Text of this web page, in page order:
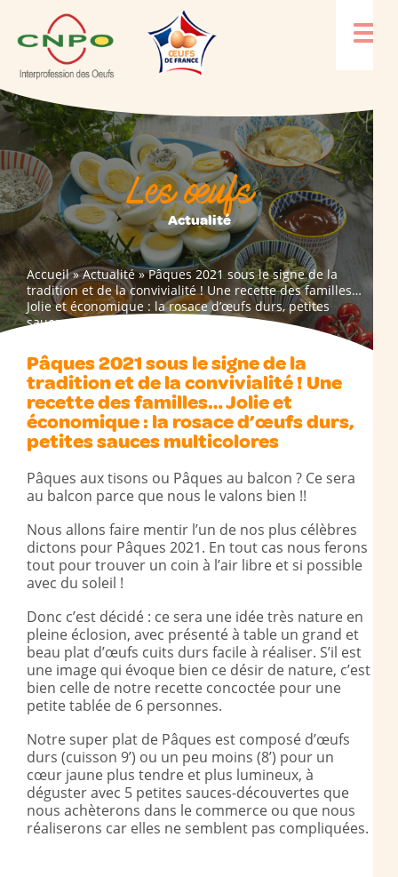
Les œufs
Actualité
Accueil»Actualité»Pâques 2021 sous le signe de la
tradition et de la convivialité ! Une recette des familles…
Jolie et économique : la rosace d’œufs durs, petites
sauces multicolores
Pâques 2021 sous le signe de la
tradition et de la convivialité ! Une
recette des familles… Jolie et
économique : la rosace d’œufs durs,
petites sauces multicolores
Pâques aux tisons ou Pâques au balcon ? Ce sera
au balcon parce que nous le valons bien !!
Nous allons faire mentir l’un de nos plus célèbres
dictons pour Pâques 2021. En tout cas nous ferons
tout pour trouver un coin à l’air libre et si possible
avec du soleil !
Donc c’est décidé : ce sera une idée très nature en
pleine éclosion, avec présenté à table un grand et
beau plat d’œufs cuits durs facile à réaliser. S’il est
une image qui évoque bien ce désir de nature, c’est
bien celle de notre recette concoctée pour une
petite tablée de 6 personnes.
Notre super plat de Pâques est composé d’œufs
durs (cuisson 9’) ou un peu moins (8’) pour un
cœur jaune plus tendre et plus lumineux, à
déguster avec 5 petites sauces-découvertes que
nous achèterons dans le commerce ou que nous
réaliserons car elles ne semblent pas compliquées.